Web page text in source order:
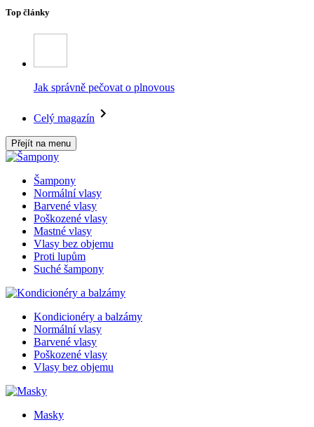
Top články
Jak správně pečovat o plnovous
Celý magazín
Přejít na menu
Šampony
Normální vlasy
Barvené vlasy
Poškozené vlasy
Mastné vlasy
Vlasy bez objemu
Proti lupům
Suché šampony
Kondicionéry a balzámy
Normální vlasy
Barvené vlasy
Poškozené vlasy
Vlasy bez objemu
Masky